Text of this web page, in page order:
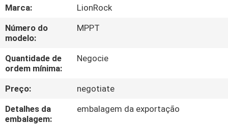
EXCURSÃO
DA
FÁBRICA
CONTROLE
DA
QUALIDADE
Marca:
LionRock
Número do
modelo:
MPPT
Quantidade de
ordem mínima:
Negocie
Preço:
negotiate
Detalhes da
embalagem:
embalagem da exportação